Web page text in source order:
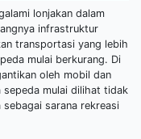
lonjakan dalam
infrastruktur
transportasi yang lebih
mulai berkurang. Di
oleh mobil dan
mulai dilihat tidak
sarana rekreasi